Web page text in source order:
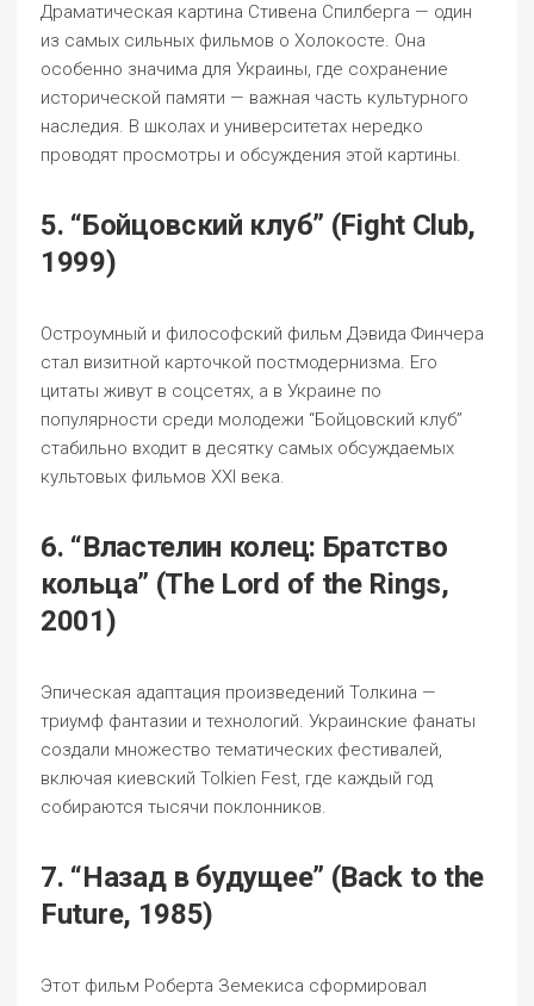
Драматическая картина Стивена Спилберга — один
из самых сильных фильмов о Холокосте. Она
особенно значима для Украины, где сохранение
исторической памяти — важная часть культурного
наследия. В школах и университетах нередко
проводят просмотры и обсуждения этой картины.
5. “Бойцовский клуб” (Fight Club,
1999)
Остроумный и философский фильм Дэвида Финчера
стал визитной карточкой постмодернизма. Его
цитаты живут в соцсетях, а в Украине по
популярности среди молодежи “Бойцовский клуб”
стабильно входит в десятку самых обсуждаемых
культовых фильмов XXI века.
6. “Властелин колец: Братство
кольца” (The Lord of the Rings,
2001)
Эпическая адаптация произведений Толкина —
триумф фантазии и технологий. Украинские фанаты
создали множество тематических фестивалей,
включая киевский Tolkien Fest, где каждый год
собираются тысячи поклонников.
7. “Назад в будущее” (Back to the
Future, 1985)
Этот фильм Роберта Земекиса сформировал